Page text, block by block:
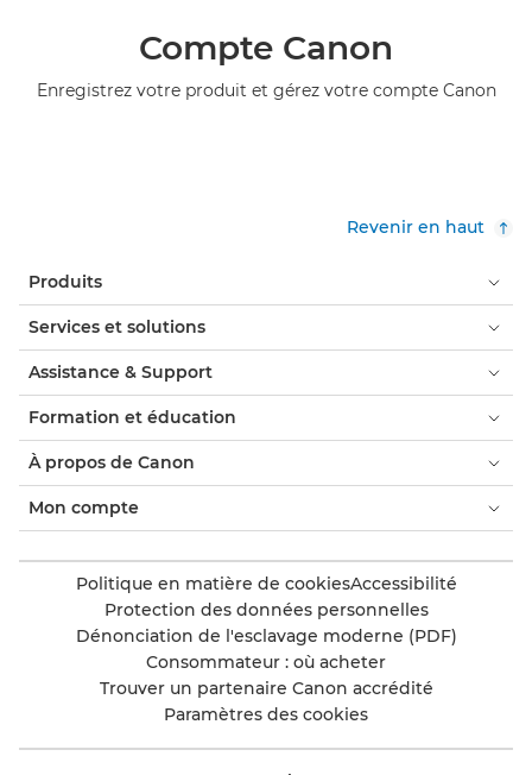
Compte Canon
Enregistrez votre produit et gérez votre compte Canon
Revenir en haut
Produits
Services et solutions
Assistance & Support
Formation et éducation
À propos de Canon
Mon compte
Politique en matière de cookiesAccessibilité
Protection des données personnelles
Dénonciation de l'esclavage moderne (PDF)
Consommateur : où acheter
Trouver un partenaire Canon accrédité
Paramètres des cookies